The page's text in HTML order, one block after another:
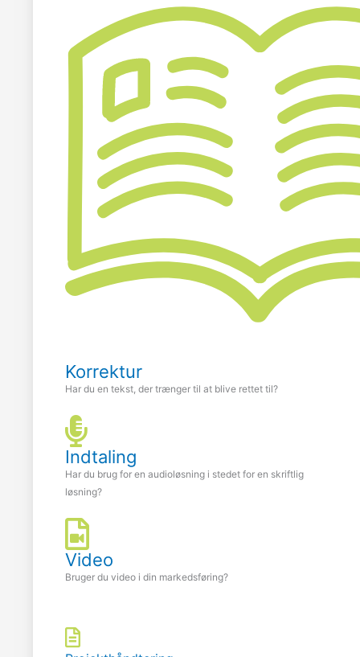
Korrektur
Har du en tekst, der trænger til at blive rettet til?
Indtaling
Har du brug for en audioløsning i stedet for en skriftlig
løsning?
Video
Bruger du video i din markedsføring?